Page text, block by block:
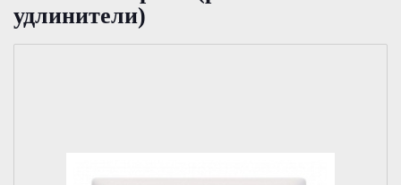
удлинители)